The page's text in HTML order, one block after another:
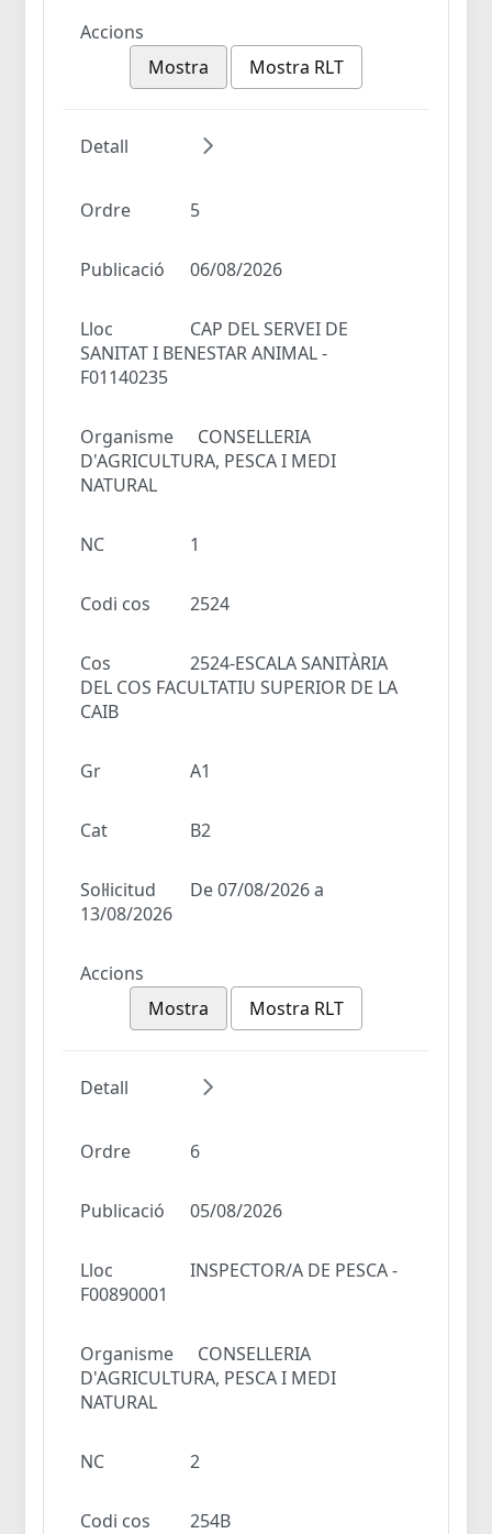
Accions
Mostra
Mostra RLT
Detall
Ordre 5
Publicació 06/08/2026
Lloc
CAP DEL SERVEI DE
SANITAT I BENESTAR ANIMAL -
F01140235
Organisme
CONSELLERIA
D'AGRICULTURA, PESCA I MEDI
NATURAL
NC 1
Codi cos 2524
Cos
2524-ESCALA SANITÀRIA
DEL COS FACULTATIU SUPERIOR DE LA
CAIB
Gr A1
Cat B2
Sol·licitud
De 07/08/2026 a
13/08/2026
Accions
Mostra
Mostra RLT
Detall
Ordre 6
Publicació 05/08/2026
Lloc
INSPECTOR/A DE PESCA -
F00890001
Organisme
CONSELLERIA
D'AGRICULTURA, PESCA I MEDI
NATURAL
NC 2
Codi cos 254B